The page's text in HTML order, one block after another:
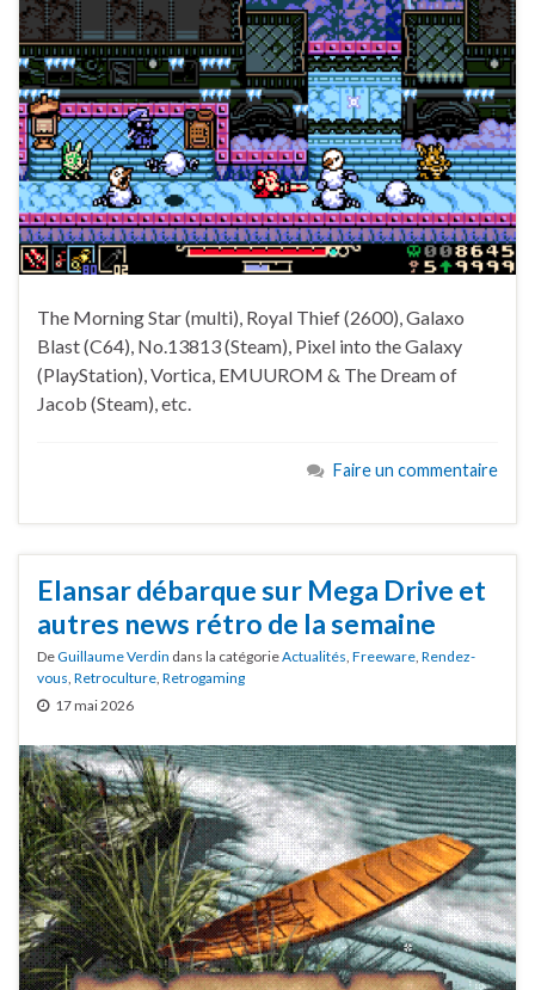
The Morning Star (multi), Royal Thief (2600), Galaxo
Blast (C64), No.13813 (Steam), Pixel into the Galaxy
(PlayStation), Vortica, EMUUROM & The Dream of
Jacob (Steam), etc.
Faire un commentaire
Elansar débarque sur Mega Drive et
autres news rétro de la semaine
DeGuillaume Verdin dans la catégorieActualités, Freeware, Rendez-
vous, Retroculture, Retrogaming
17 mai 2026